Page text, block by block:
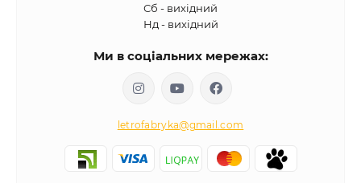
Сб - вихідний
Нд - вихідний
Ми в соціальних мережах:
letrofabryka@gmail.com